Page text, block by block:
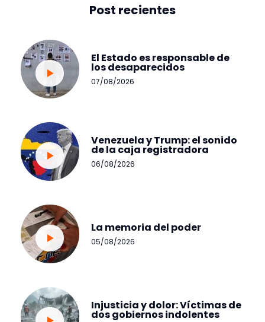
Post recientes
El Estado es responsable de
los desaparecidos
07/08/2026
Venezuela y Trump: el sonido
de la caja registradora
06/08/2026
La memoria del poder
05/08/2026
Injusticia y dolor: Víctimas de
dos gobiernos indolentes